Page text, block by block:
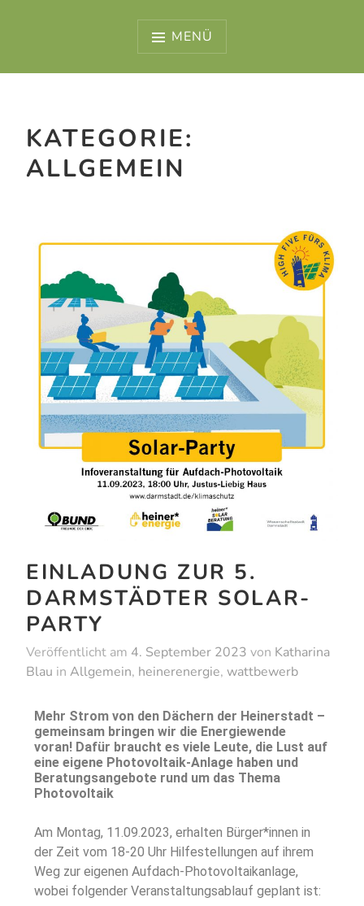
MENÜ
KATEGORIE:
ALLGEMEIN
EINLADUNG ZUR 5.
DARMSTÄDTER SOLAR-
PARTY
Veröffentlicht am 4. September 2023 von Katharina
Blau in Allgemein, heinerenergie, wattbewerb
Mehr Strom von den Dächern der Heinerstadt –
gemeinsam bringen wir die Energiewende
voran! Dafür braucht es viele Leute, die Lust auf
eine eigene Photovoltaik-Anlage haben und
Beratungsangebote rund um das Thema
Photovoltaik
Am Montag, 11.09.2023, erhalten Bürger*innen in
der Zeit vom 18-20 Uhr Hilfestellungen auf ihrem
Weg zur eigenen Aufdach-Photovoltaikanlage,
wobei folgender Veranstaltungsablauf geplant ist: